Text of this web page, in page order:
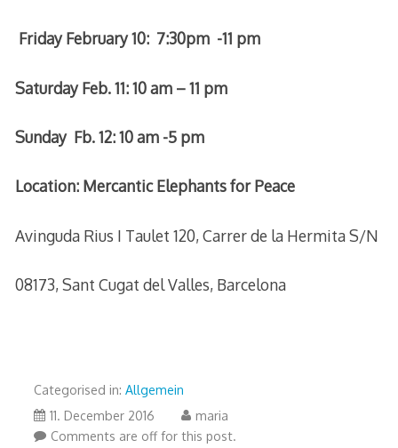
Friday February 10: 7:30pm -11 pm
Saturday Feb. 11: 10 am – 11 pm
Sunday Fb. 12: 10 am -5 pm
Location: Mercantic Elephants for Peace
Avinguda Rius I Taulet 120, Carrer de la Hermita S/N
08173, Sant Cugat del Valles, Barcelona
Categorised in: Allgemein
11. December 201627.
January
maria
Comments are off for this post.